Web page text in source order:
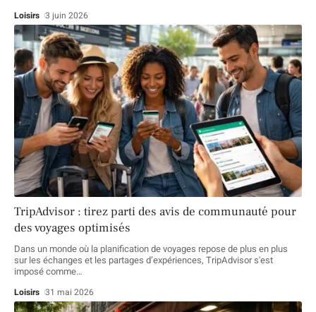
Loisirs 3 juin 2026
TripAdvisor : tirez parti des avis de communauté pour
des voyages optimisés
Dans un monde où la planification de voyages repose de plus en plus
sur les échanges et les partages d’expériences, TripAdvisor s'est
imposé comme…
Loisirs 31 mai 2026